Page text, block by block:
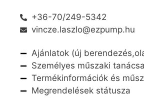
+36-70/249-5342
vincze.laszlo@ezpump.hu
Ajánlatok (új
Személyes műszaki
Termékinformációk és
Megrendelések státusza